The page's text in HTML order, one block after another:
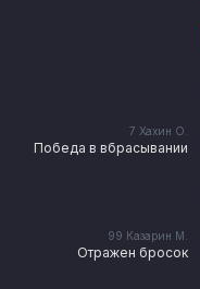
7 Хахин О.
Победа в вбрасывании
99 Казарин М.
Отражен бросок